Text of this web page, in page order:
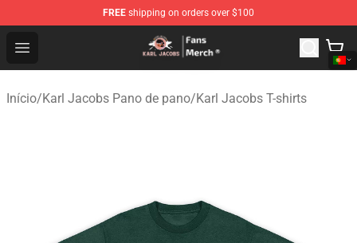
FREE shipping on orders over $100
Open menu
Karl Jacobs Store - Official Karl Jacobs Merchandise
Início/Karl Jacobs Pano de pano/Karl Jacobs T-shirts